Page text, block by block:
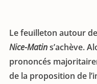
Le feuilleton autour
Nice-Matins’achève.
prononcés
de la proposition de